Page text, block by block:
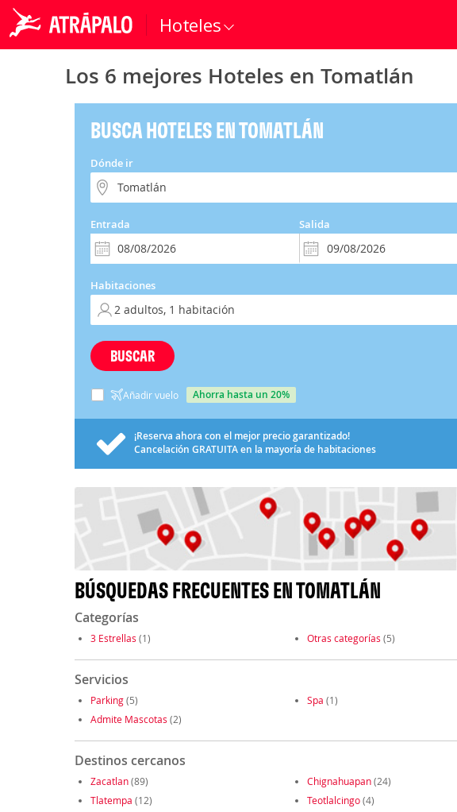
Hoteles
Los 6 mejores Hoteles en Tomatlán
BUSCA HOTELES EN TOMATLÁN
Dónde ir
Entrada Salida
Habitaciones
BUSCAR
Añadir vuelo ahorra hasta un 20%
¡Reserva ahora con el mejor precio garantizado!
Cancelación GRATUITAen la mayoría de habitaciones
BÚSQUEDAS FRECUENTES EN TOMATLÁN
Categorías
3 Estrellas (1) Otras categorías (5)
Servicios
Parking(5) Spa (1)
Admite Mascotas (2)
Destinos cercanos
Zacatlan(89) Chignahuapan(24)
Tlatempa (12) Teotlalcingo(4)